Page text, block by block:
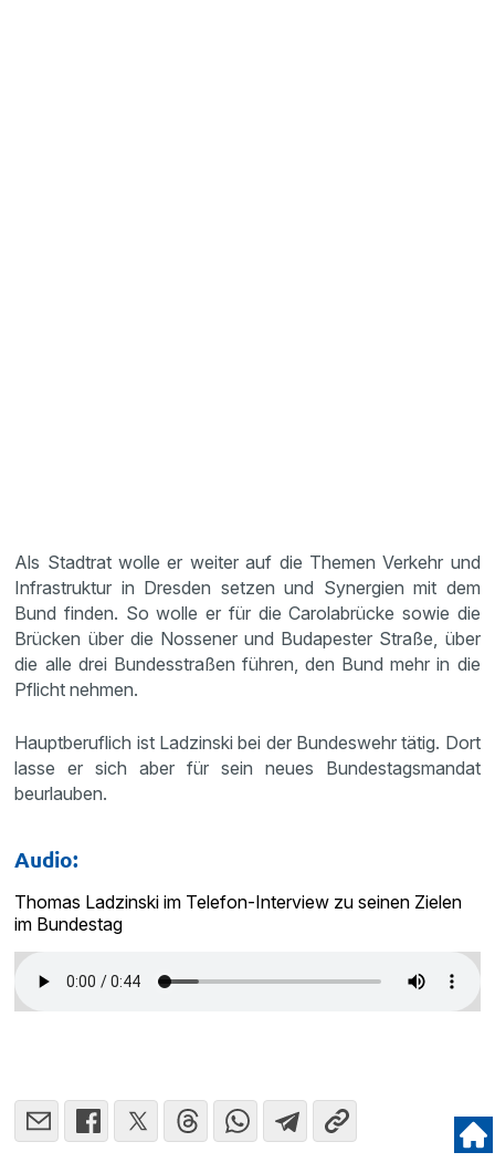
Als Stadtrat wolle er weiter auf die Themen Verkehr und
Infrastruktur in Dresden setzen und Synergien mit dem
Bund finden. So wolle er für die Carolabrücke sowie die
Brücken über die Nossener und Budapester Straße, über
die alle drei Bundesstraßen führen, den Bund mehr in die
Pflicht nehmen.
Hauptberuflich ist Ladzinski bei der Bundeswehr tätig. Dort
lasse er sich aber für sein neues Bundestagsmandat
beurlauben.
Audio:
Thomas Ladzinski im Telefon-Interview zu seinen Zielen
im Bundestag